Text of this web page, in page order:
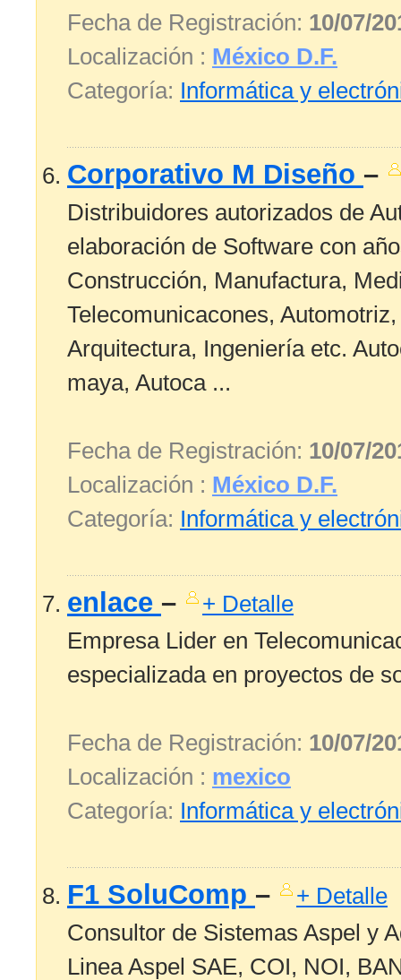
Fecha de Registración: 10/07/
Localización : México D.F.
Categoría: Informática y
Corporativo M Diseño –
Distribuidores autorizados de
elaboración de Software con
Construcción, Manufactura,
Telecomunicacones,
Arquitectura, Ingeniería etc.
maya, Autoca ...
Fecha de Registración: 10/07/
Localización : México D.F.
Categoría: Informática y
enlace – + Detalle
Empresa Lider en
especializada en proyectos de
Fecha de Registración: 10/07/
Localización : mexico
Categoría: Informática y
F1 SoluComp – + Detalle
Consultor de Sistemas Aspel y
Linea Aspel SAE, COI, NOI,